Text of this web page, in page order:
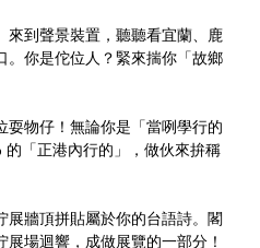
來到聲景裝置，聽聽看宜蘭、鹿
。你是佗位人？緊來揣你「故鄉
耍物仔！無論你是「當咧學行的
「正港內行的」，做伙來拚稱
展牆頂拼貼屬於你的台語詩。閣
場迴響，成做展覽的一部分！